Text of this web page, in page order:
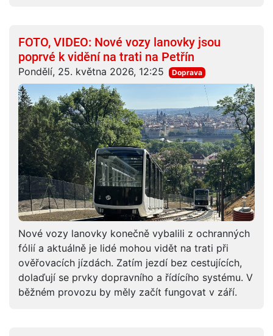
FOTO, VIDEO: Nové vozy lanovky jsou
poprvé k vidění na trati na Petřín
Pondělí, 25. května 2026, 12:25 Doprava
Nové vozy lanovky konečně vybalili z ochranných
fólií a aktuálně je lidé mohou vidět na trati při
ověřovacích jízdách. Zatím jezdí bez cestujících,
dolaďují se prvky dopravního a řídícího systému. V
běžném provozu by měly začít fungovat v září.